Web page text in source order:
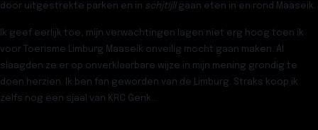
door uitgestrekte parken en in schjtijllgaan eten in en rond Maaseik.
Ik geef eerlijk toe, mijn verwachtingen lagen niet erg hoog toen ik
voor Toerisme Limburg Maaseik onveilig mocht gaan maken. Al
slaagden ze er op onverklaarbare wijze in mijn mening grondig te
doen herzien. Ik ben fan geworden van de Limburg. Straks koop ik
zelfs nog een sjaal van KRC Genk…